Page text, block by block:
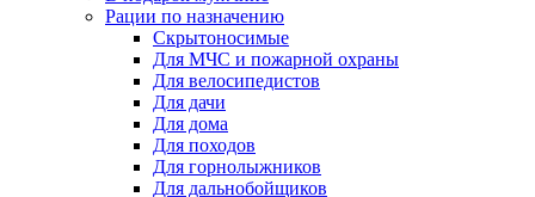
Рации по назначению
Скрытоносимые
Для МЧС и пожарной охраны
Для велосипедистов
Для дачи
Для дома
Для походов
Для горнолыжников
Для дальнобойщиков